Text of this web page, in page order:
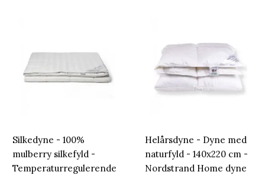
Silkedyne - 100%
mulberry silkefyld -
Temperaturregulerende
Helårsdyne - Dyne med
naturfyld - 140x220 cm -
Nordstrand Home dyne